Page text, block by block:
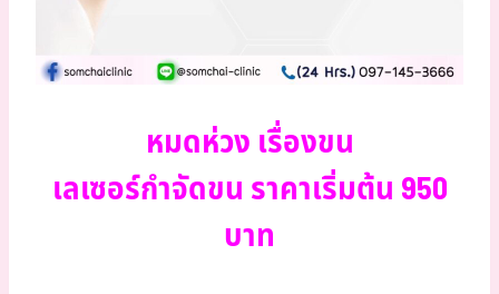
หมดห่วง เรื่องขน
เลเซอร์กำจัดขน ราคาเริ่มต้น 950
บาท